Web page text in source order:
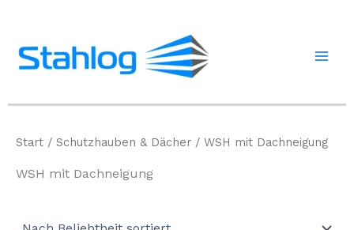
springen
Start / Schutzhauben & Dächer / WSH mit Dachneigung
WSH mit Dachneigung